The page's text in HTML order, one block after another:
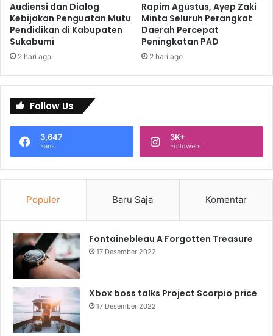
Audiensi dan Dialog
Kebijakan Penguatan Mutu
Pendidikan di Kabupaten
Sukabumi
2 hari ago
Rapim Agustus, Ayep Zaki
Minta Seluruh Perangkat
Daerah Percepat
Peningkatan PAD
2 hari ago
Follow Us
3,647
Fans
3K+
Followers
Populer Baru Saja Komentar
Fontainebleau A Forgotten Treasure
17 Desember 2022
Xbox boss talks Project Scorpio price
17 Desember 2022